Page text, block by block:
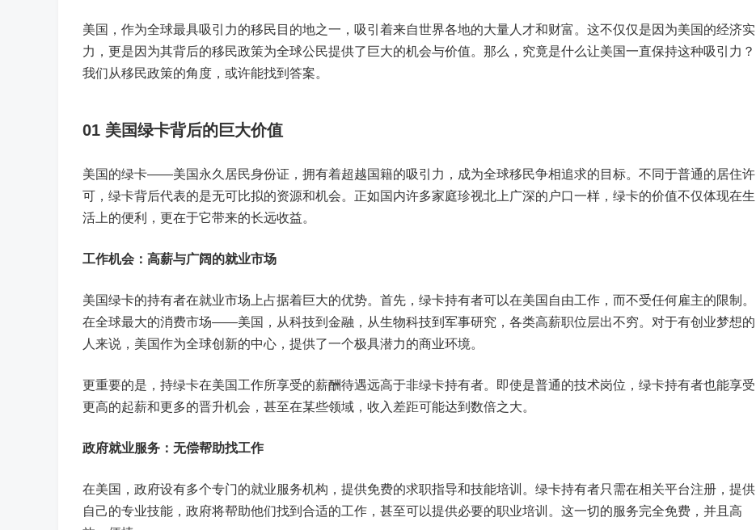
美国，作为全球最具吸引力的移民目的地之一，吸引着来自世界各地的大量人才和财富。这不仅仅是因为美国的经济实
力，更是因为其背后的移民政策为全球公民提供了巨大的机会与价值。那么，究竟是什么让美国一直保持这种吸引力？
我们从移民政策的角度，或许能找到答案。
01 美国绿卡背后的巨大价值
美国的绿卡——美国永久居民身份证，拥有着超越国籍的吸引力，成为全球移民争相追求的目标。不同于普通的居住许
可，绿卡背后代表的是无可比拟的资源和机会。正如国内许多家庭珍视北上广深的户口一样，绿卡的价值不仅体现在生
活上的便利，更在于它带来的长远收益。
工作机会：高薪与广阔的就业市场
美国绿卡的持有者在就业市场上占据着巨大的优势。首先，绿卡持有者可以在美国自由工作，而不受任何雇主的限制。
在全球最大的消费市场——美国，从科技到金融，从生物科技到军事研究，各类高薪职位层出不穷。对于有创业梦想的
人来说，美国作为全球创新的中心，提供了一个极具潜力的商业环境。
更重要的是，持绿卡在美国工作所享受的薪酬待遇远高于非绿卡持有者。即使是普通的技术岗位，绿卡持有者也能享受
更高的起薪和更多的晋升机会，甚至在某些领域，收入差距可能达到数倍之大。
政府就业服务：无偿帮助找工作
在美国，政府设有多个专门的就业服务机构，提供免费的求职指导和技能培训。绿卡持有者只需在相关平台注册，提供
自己的专业技能，政府将帮助他们找到合适的工作，甚至可以提供必要的职业培训。这一切的服务完全免费，并且高